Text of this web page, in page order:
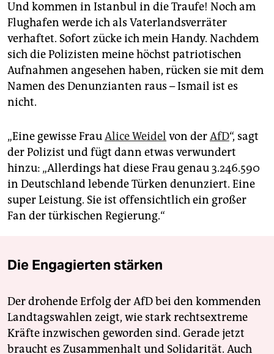
Und kommen in Istanbul in die Traufe! Noch am
Flughafen werde ich als Vaterlandsverräter
verhaftet. Sofort zücke ich mein Handy. Nachdem
sich die Polizisten meine höchst patriotischen
Aufnahmen angesehen haben, rücken sie mit dem
Namen des Denunzianten raus – Ismail ist es
nicht.
„Eine gewisse FrauAlice Weidel von derAfD“, sagt
der Polizist und fügt dann etwas verwundert
hinzu: „Allerdings hat diese Frau genau 3.246.590
in Deutschland lebende Türken denunziert. Eine
super Leistung. Sie ist offensichtlich ein großer
Fan der türkischen Regierung.“
Die Engagierten stärken
Der drohende Erfolg der AfD bei den kommenden
Landtagswahlen zeigt, wie stark rechtsextreme
Kräfte inzwischen geworden sind. Gerade jetzt
braucht es Zusammenhalt und Solidarität. Auch